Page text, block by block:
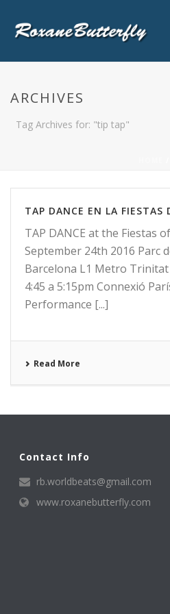
ARCHIVES
Tag Archives for: "tip tap"
TAP DANCE EN LA FIESTAS
TAP DANCE at the Fiestas
September 24th 2016 Parc
Barcelona L1 Metro
4:45 a 5:15pm Connexió
Performance [...]
Read More
Contact Info
rb.worldbeats@gmail.com
www.roxanebutterfly.com